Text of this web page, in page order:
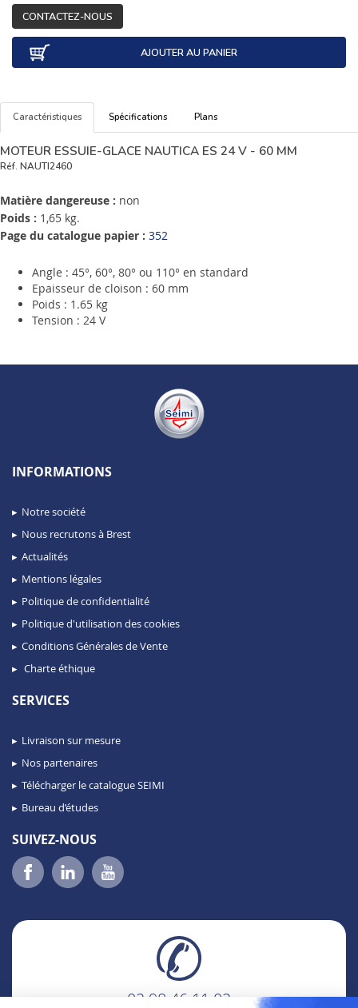
CONTACTEZ-NOUS
AJOUTER AU PANIER
Caractéristiques Spécifications Plans
MOTEUR ESSUIE-GLACE NAUTICA ES 24 V - 60 MM
Réf. NAUTI2460
Matière dangereuse : non
Poids : 1,65 kg.
Page du catalogue papier : 352
Angle : 45°, 60°, 80° ou 110° en standard
Epaisseur de cloison : 60 mm
Poids : 1.65 kg
Tension : 24 V
INFORMATIONS
Notre société
Nous recrutons à Brest
Actualités
Mentions légales
Politique de confidentialité
Politique d'utilisation des cookies
Conditions Générales de Vente
Charte éthique
SERVICES
Livraison sur mesure
Nos partenaires
Télécharger le catalogue SEIMI
Bureau d’études
SUIVEZ-NOUS
02 98 46 11 02